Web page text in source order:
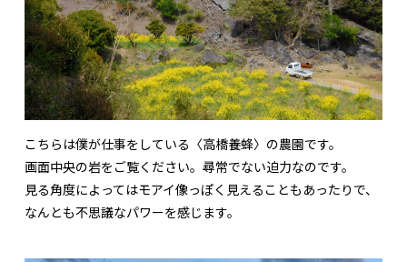
こちらは僕が仕事をしている〈高橋養蜂〉の農園です。
画面中央の岩をご覧ください。尋常でない迫力なのです。
見る角度によってはモアイ像っぽく見えることもあったりで、
なんとも不思議なパワーを感じます。